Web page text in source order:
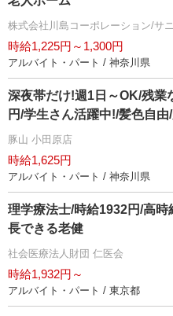
株式会社川島コーポレーション/サ
時給1,225円～1,300円
アルバイト・パート / 神奈川県
深夜帯だけ!週1日～OK/残業
円/学生さん活躍中!/髪色自由
豚山 小田原店
時給1,625円
アルバイト・パート / 神奈川県
理学療法士/時給1932円/高
長できる老健
社会医療法人財団 仁医会
時給1,932円～
アルバイト・パート / 東京都